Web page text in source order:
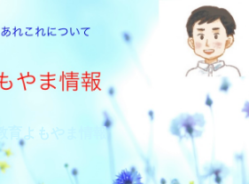
教育よもやま情報